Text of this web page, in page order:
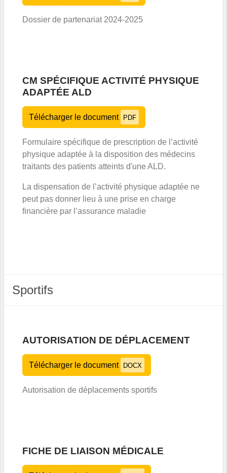
Dossier de partenariat 2024-2025
CM SPÉCIFIQUE ACTIVITÉ PHYSIQUE
ADAPTÉE ALD
Télécharger le document PDF
Formulaire spécifique de prescription de l’activité
physique adaptée à la disposition des médecins
traitants des patients atteints d'une ALD.
La dispensation de l’activité physique adaptée ne
peut pas donner lieu à une prise en charge
financière par l’assurance maladie
Sportifs
AUTORISATION DE DÉPLACEMENT
Télécharger le document DOCX
Autorisation de déplacements sportifs
FICHE DE LIAISON MÉDICALE